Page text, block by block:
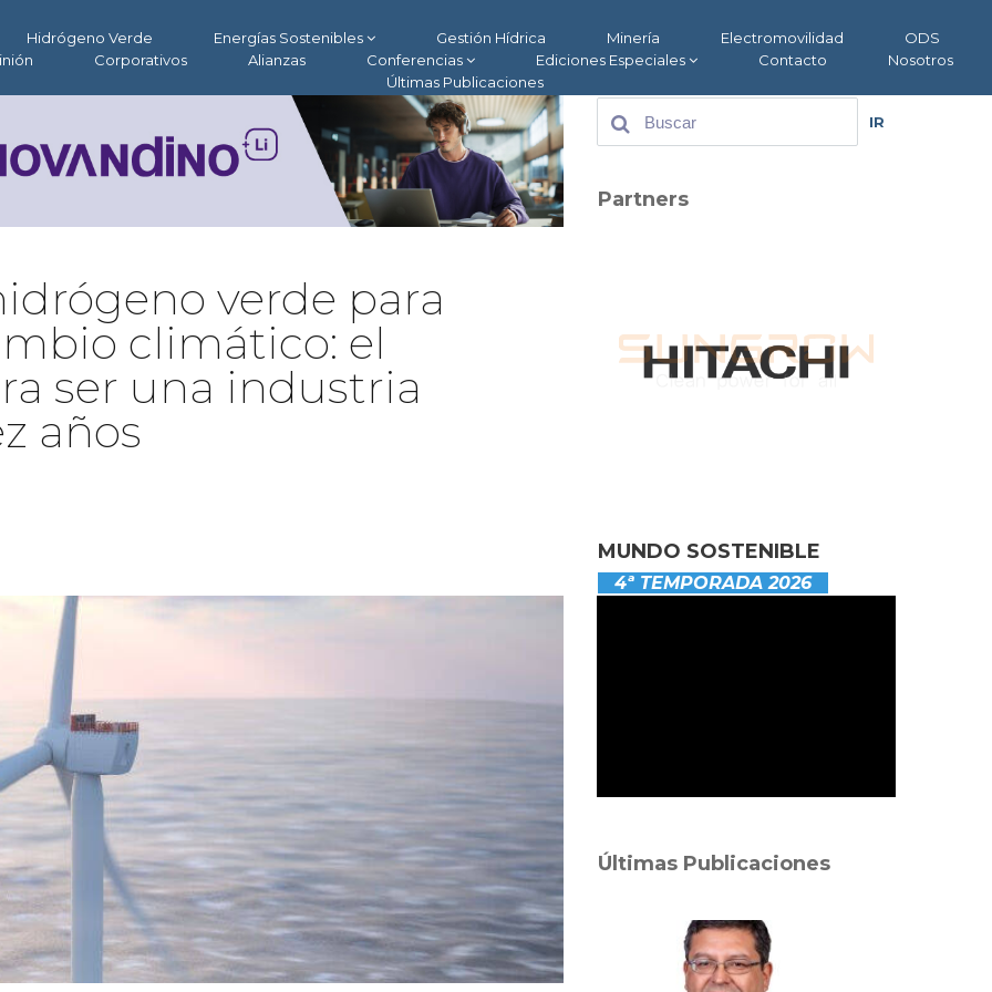
Hidrógeno Verde Energías Sostenibles Gestión Hídrica Minería Electromovilidad
ODS
Corporativos Alianzas Conferencias Ediciones Especiales Contacto
Nosotros
Últimas Publicaciones
verde para
climático: el
ser una industria
años
IR
Partners
MUNDO SOSTENIBLE
4ª TEMPORADA 2026
Últimas Publicaciones